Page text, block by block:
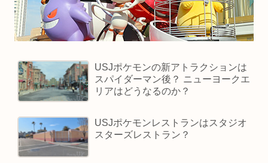
USJポケモンの新アトラクションは
スパイダーマン後？ ニューヨークエ
リアはどうなるのか？
USJポケモンレストランはスタジオ
スターズレストラン？